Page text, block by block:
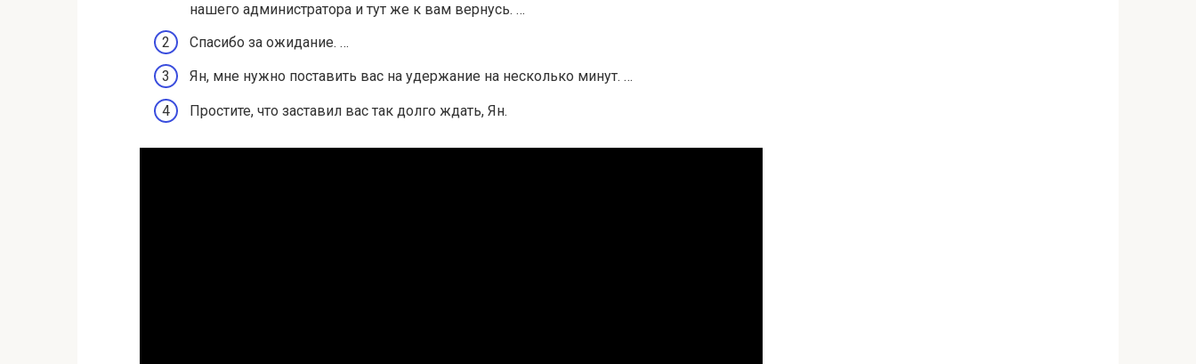
нашего администратора и тут же к вам вернусь. …
Спасибо за ожидание. …
Ян, мне нужно поставить вас на удержание на несколько минут. …
Простите, что заставил вас так долго ждать, Ян.